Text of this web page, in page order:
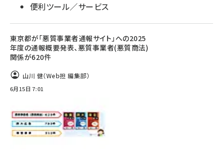
便利ツール／サービス
東京都が「悪質事業者通報サイト」への2025
年度の通報概要発表、悪質事業者(悪質商法)
関係が620件
山川 健（Web担 編集部）
6月15日 7:01